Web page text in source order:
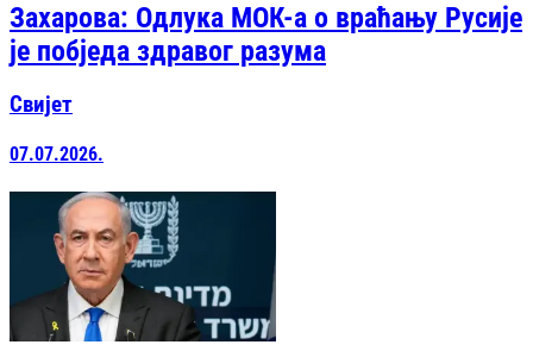
Захарова: Одлука МОК-а о враћању Русије
је побједа здравог разума
Свијет
07.07.2026.